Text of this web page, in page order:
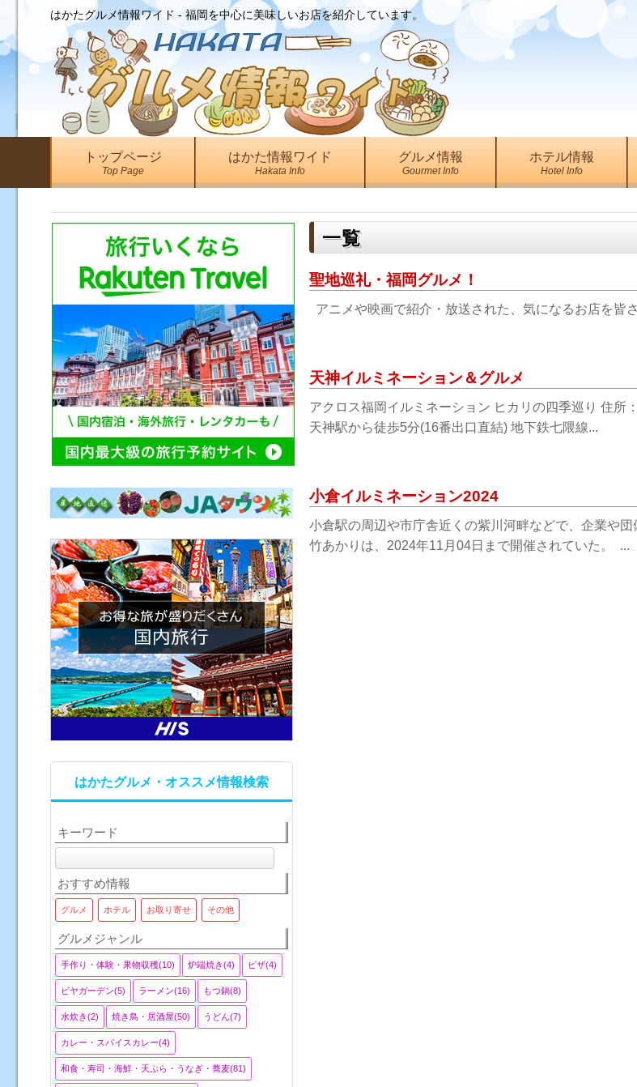
はかたグルメ情報ワイド - 福岡を中心に美味しいお店を紹介しています。
トップページ
Top Page
はかた情報ワイド
Hakata Info
グルメ情報
Gourmet Info
ホテル情報
Hotel Info
一覧
聖地巡礼・福岡グルメ！
アニメや映画で紹介・放送された、気になるお店を
天神イルミネーション＆グルメ
アクロス福岡イルミネーション ヒカリの四季巡り 住所
天神駅から徒歩5分(16番出口直結) 地下鉄七隈線...
小倉イルミネーション2024
小倉駅の周辺や市庁舎近くの紫川河畔などで、企業や
竹あかりは、2024年11月04日まで開催されていた。 ...
はかたグルメ・オススメ情報検索
キーワード
おすすめ情報
グルメ ホテル お取り寄せ その他
グルメジャンル
手作り・体験・果物収穫(10) 炉端焼き(4) ピザ(4)
ビヤガーデン(5) ラーメン(16) もつ鍋(8)
水炊き(2) 焼き鳥・居酒屋(50) うどん(7)
カレー・スパイスカレー(4)
和食・寿司・海鮮・天ぷら・うなぎ・蕎麦(81)